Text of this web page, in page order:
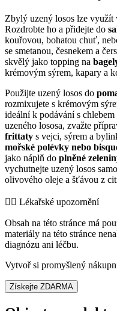
Zbylý uzený losos lze využít
Rozdrobte ho a přidejte do
kouřovou, bohatou chuť,
se smetanou, česnekem a
skvělý jako topping na
krémovým sýrem, kapary a
Použijte uzený losos do
rozmixujete s krémovým
ideální k podávání s
uzeného lososa, zvažte
frittaty s vejci, sýrem a
mořské polévky nebo
jako náplň do plněné
vychutnejte uzený losos
olivového oleje a šťávou z
👨‍⚕️️ Lékařské upozornění
Obsah na této stránce má
materiály na této stránce
diagnózu ani léčbu.
Vytvoř si promyšlený
Získejte ZDARMA